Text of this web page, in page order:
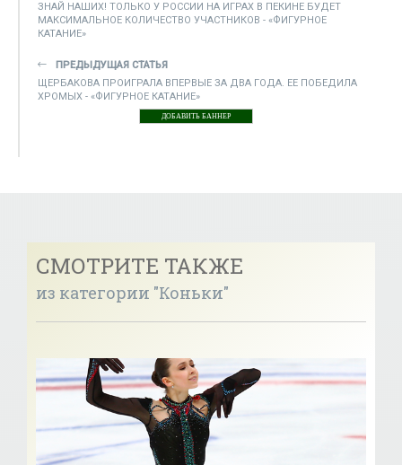
ЗНАЙ НАШИХ! ТОЛЬКО У РОССИИ НА ИГРАХ В ПЕКИНЕ БУДЕТ
МАКСИМАЛЬНОЕ КОЛИЧЕСТВО УЧАСТНИКОВ - «ФИГУРНОЕ
КАТАНИЕ»
ПРЕДЫДУЩАЯ СТАТЬЯ
ЩЕРБАКОВА ПРОИГРАЛА ВПЕРВЫЕ ЗА ДВА ГОДА. ЕЕ ПОБЕДИЛА
ХРОМЫХ - «ФИГУРНОЕ КАТАНИЕ»
ДОБАВИТЬ БАННЕР
СМОТРИТЕ ТАКЖЕ
из категории "Коньки"